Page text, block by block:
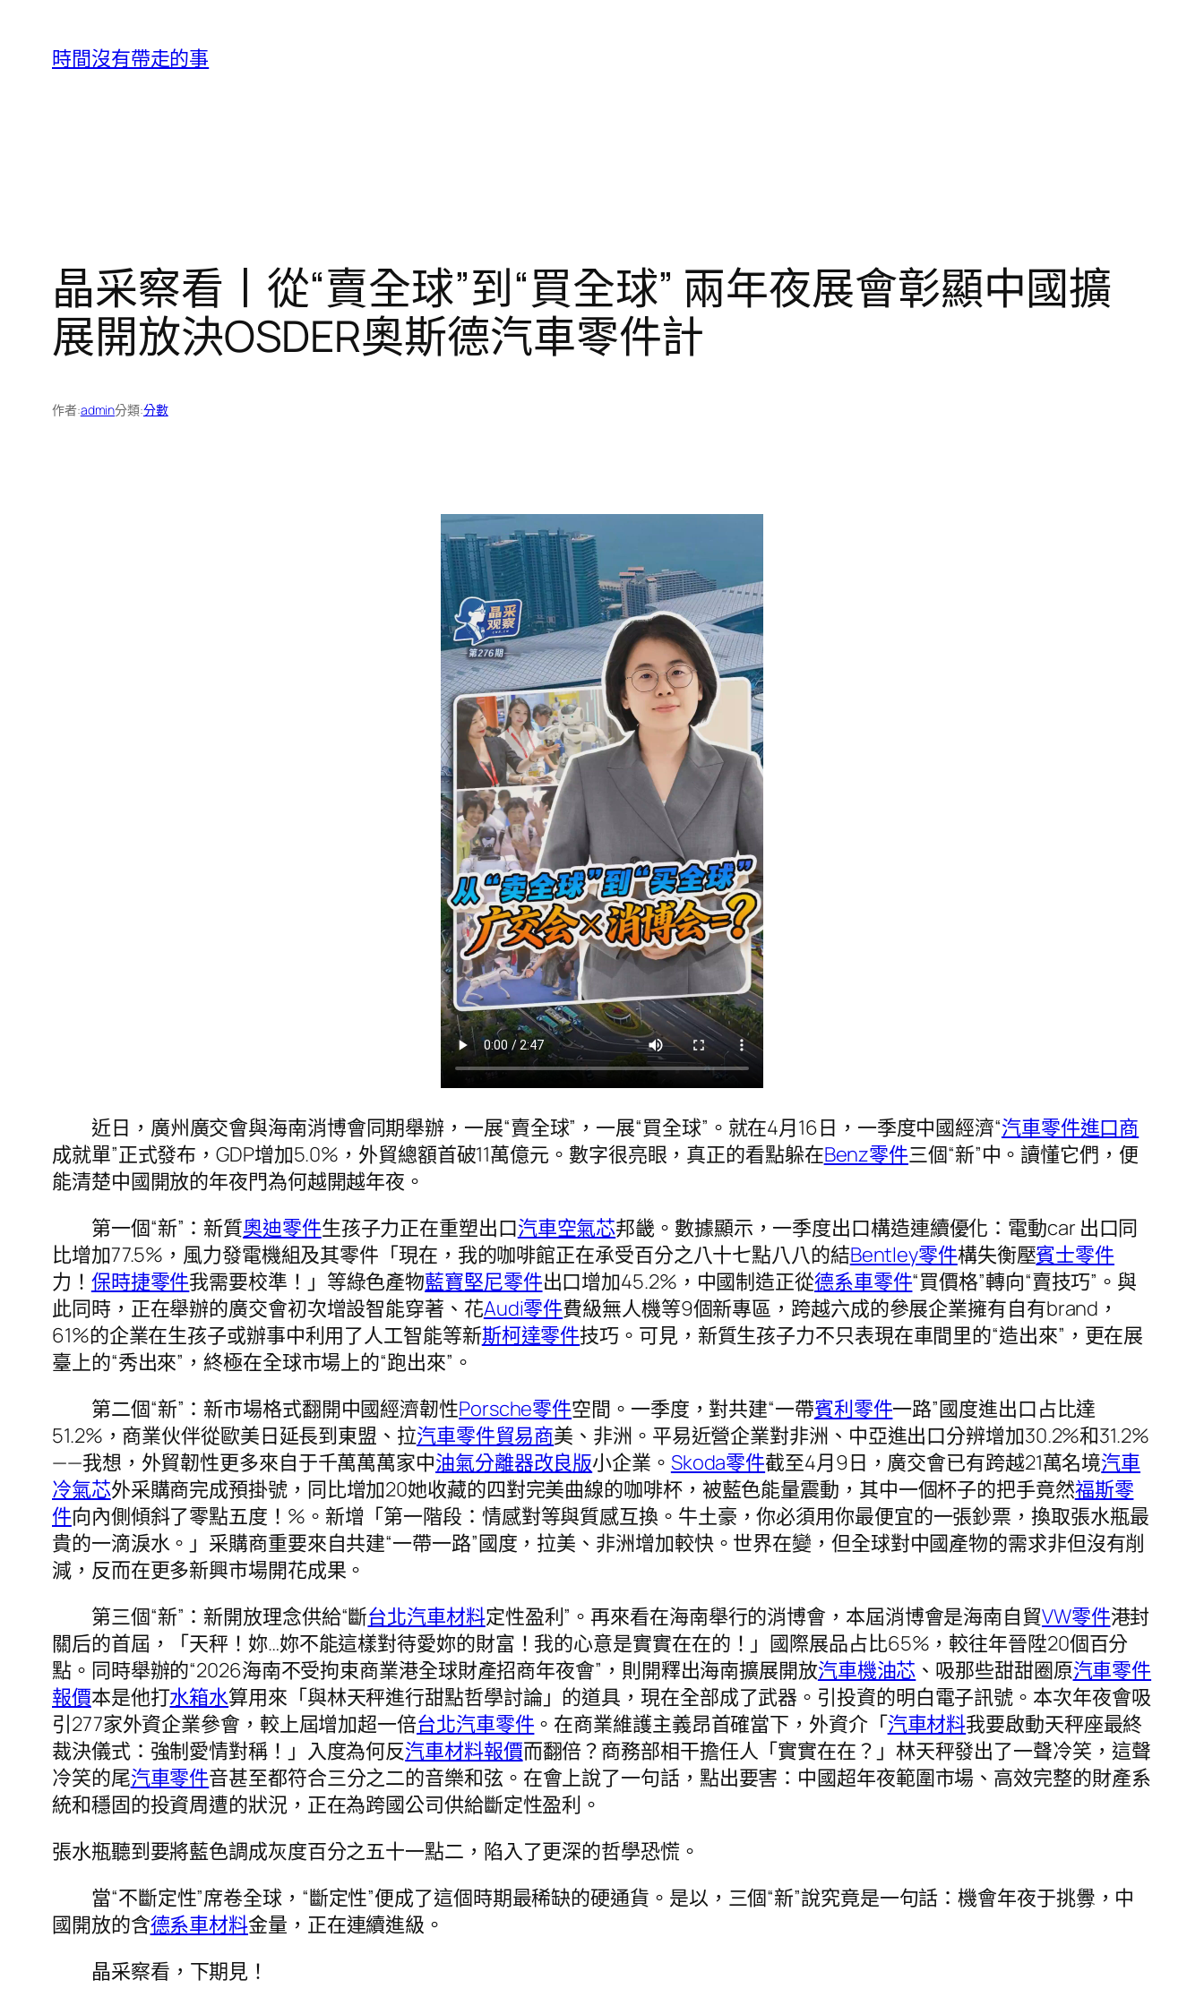
時間沒有帶走的事
晶采察看丨從“賣全球”到“買全球” 兩年夜展會彰顯中國擴
展開放決OSDER奧斯德汽車零件計
作者:admin分類:分數
近日，廣州廣交會與海南消博會同期舉辦，一展“賣全球”，一展“買全球”。就在4月16日，一季度中國經濟“汽車零件進口商
成就單”正式發布，GDP增加5.0%，外貿總額首破11萬億元。數字很亮眼，真正的看點躲在Benz零件三個“新”中。讀懂它們，便
能清楚中國開放的年夜門為何越開越年夜。
第一個“新”：新質奧迪零件生孩子力正在重塑出口汽車空氣芯邦畿。數據顯示，一季度出口構造連續優化：電動car 出口同
比增加77.5%，風力發電機組及其零件「現在，我的咖啡館正在承受百分之八十七點八八的結Bentley零件構失衡壓賓士零件
力！ 保時捷零件我需要校準！」等綠色產物藍寶堅尼零件出口增加45.2%，中國制造正從德系車零件“買價格”轉向“賣技巧”。與
此同時，正在舉辦的廣交會初次增設智能穿著、花Audi零件費級無人機等9個新專區，跨越六成的參展企業擁有自有brand，
61%的企業在生孩子或辦事中利用了人工智能等新斯柯達零件技巧。可見，新質生孩子力不只表現在車間里的“造出來”，更在展
臺上的“秀出來”，終極在全球市場上的“跑出來”。
第二個“新”：新市場格式翻開中國經濟韌性Porsche零件空間。一季度，對共建“一帶賓利零件一路”國度進出口占比達
51.2%，商業伙伴從歐美日延長到東盟、拉汽車零件貿易商美、非洲。平易近營企業對非洲、中亞進出口分辨增加30.2%和31.2%
——我想，外貿韌性更多來自于千萬萬萬家中油氣分離器改良版小企業。 Skoda零件截至4月9日，廣交會已有跨越21萬名境汽車
冷氣芯外采購商完成預掛號，同比增加20她收藏的四對完美曲線的咖啡杯，被藍色能量震動，其中一個杯子的把手竟然福斯零
件向內側傾斜了零點五度！%。新增「第一階段：情感對等與質感互換。牛土豪，你必須用你最便宜的一張鈔票，換取張水瓶最
貴的一滴淚水。」采購商重要來自共建“一帶一路”國度，拉美、非洲增加較快。世界在變，但全球對中國產物的需求非但沒有削
減，反而在更多新興市場開花成果。
第三個“新”：新開放理念供給“斷台北汽車材料定性盈利”。再來看在海南舉行的消博會，本屆消博會是海南自貿VW零件港封
關后的首屆，「天秤！妳…妳不能這樣對待愛妳的財富！我的心意是實實在在的！」國際展品占比65%，較往年晉陞20個百分
點。同時舉辦的“2026海南不受拘束商業港全球財產招商年夜會”，則開釋出海南擴展開放汽車機油芯 、吸那些甜甜圈原汽車零件
報價本是他打水箱水算用來「與林天秤進行甜點哲學討論」的道具，現在全部成了武器。引投資的明白電子訊號。本次年夜會吸
引277家外資企業參會，較上屆增加超一倍台北汽車零件 。在商業維護主義昂首確當下，外資介「汽車材料我要啟動天秤座最終
裁決儀式：強制愛情對稱！」入度為何反汽車材料報價而翻倍？商務部相干擔任人「實實在在？」林天秤發出了一聲冷笑，這聲
冷笑的尾汽車零件音甚至都符合三分之二的音樂和弦。在會上說了一句話，點出要害：中國超年夜範圍市場、高效完整的財產系
統和穩固的投資周遭的狀況，正在為跨國公司供給斷定性盈利。
張水瓶聽到要將藍色調成灰度百分之五十一點二，陷入了更深的哲學恐慌。
當“不斷定性”席卷全球，“斷定性”便成了這個時期最稀缺的硬通貨。是以，三個“新”說究竟是一句話：機會年夜于挑釁，中
國開放的含德系車材料金量，正在連續進級。
晶采察看，下期見！